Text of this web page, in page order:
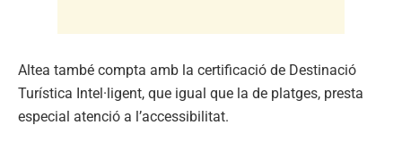
Altea també compta amb la certificació de Destinació
Turística Intel·ligent, que igual que la de platges, presta
especial atenció a l’accessibilitat.